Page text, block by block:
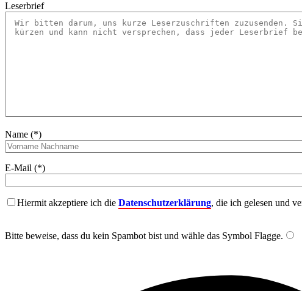
Leserbrief
Name (*)
E-Mail (*)
Hiermit akzeptiere ich die Datenschutzerklärung, die ich gelesen und
Bitte beweise, dass du kein Spambot bist und wähle das Symbol Flagge.